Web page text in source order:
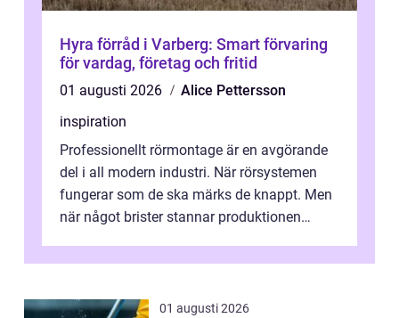
Hyra förråd i Varberg: Smart förvaring
för vardag, företag och fritid
01 augusti 2026
Alice Pettersson
inspiration
Professionellt rörmontage är en avgörande
del i all modern industri. När rörsystemen
fungerar som de ska märks de knappt. Men
när något brister stannar produktionen
01 augusti 2026